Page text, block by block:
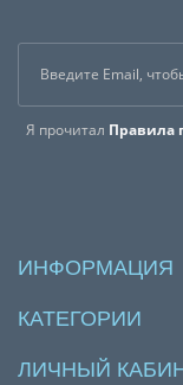
Я прочитал Правила
ИНФОРМАЦИЯ
КАТЕГОРИИ
ЛИЧНЫЙ